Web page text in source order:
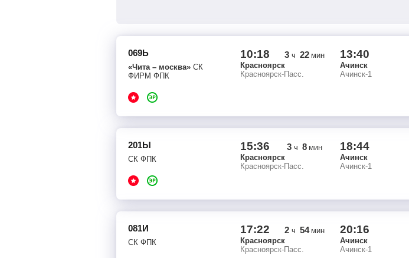
069Ь
«Чита – москва» СК
ФИРМ ФПК
10:18 3 ч22мин
Красноярск
Красноярск-Пасс.
13:40
Ачинск
Ачинск-1
201Ы
СК ФПК
15:36 3 ч 8мин
Красноярск
Красноярск-Пасс.
18:44
Ачинск
Ачинск-1
081И
СК ФПК
17:22 2 ч54мин
Красноярск
Красноярск-Пасс.
20:16
Ачинск
Ачинск-1